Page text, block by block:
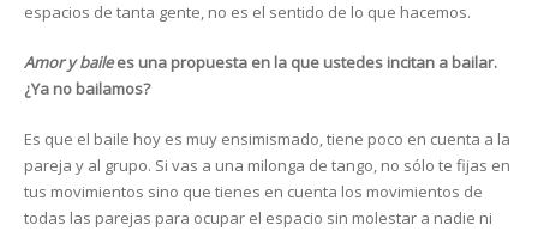
espacios de tanta gente, no es el sentido de lo que hacemos.
Amor y bailees una propuesta en la que ustedes incitan a bailar.
¿Ya no bailamos?
Es que el baile hoy es muy ensimismado, tiene poco en cuenta a la
pareja y al grupo. Si vas a una milonga de tango, no sólo te fijas en
tus movimientos sino que tienes en cuenta los movimientos de
todas las parejas para ocupar el espacio sin molestar a nadie ni